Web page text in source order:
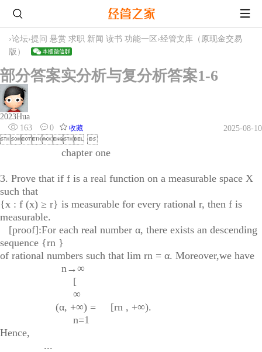
›论坛›提问 悬赏 求职 新闻 读书 功能一区 ›经管文库（原现金交易
版）
部分答案实分析与复分析答案1-6
2023Hua
163
0 收藏 2025-08-10
 
chapter one
3. Prove that if f is a real function on a measurable space X
such that
{x : f (x) ≥ r} is measurable for every rational r, then f is
measurable.
[proof]:For each real number α, there exists an descending
sequence {rn }
of rational numbers such that lim rn = α. Moreover,we have
n→∞
[
∞
(α, +∞) = [rn , +∞).
n=1
Hence,
...